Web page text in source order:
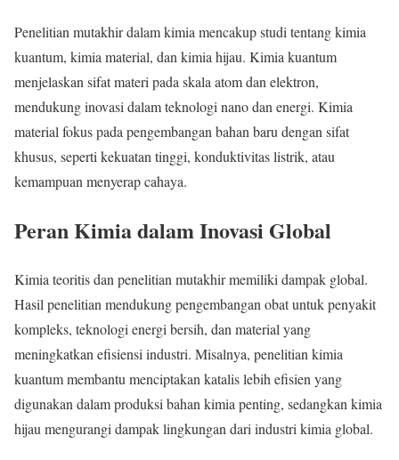
Penelitian mutakhir dalam kimia mencakup studi tentang kimia
kuantum, kimia material, dan kimia hijau. Kimia kuantum
menjelaskan sifat materi pada skala atom dan elektron,
mendukung inovasi dalam teknologi nano dan energi. Kimia
material fokus pada pengembangan bahan baru dengan sifat
khusus, seperti kekuatan tinggi, konduktivitas listrik, atau
kemampuan menyerap cahaya.
Peran Kimia dalam Inovasi Global
Kimia teoritis dan penelitian mutakhir memiliki dampak global.
Hasil penelitian mendukung pengembangan obat untuk penyakit
kompleks, teknologi energi bersih, dan material yang
meningkatkan efisiensi industri. Misalnya, penelitian kimia
kuantum membantu menciptakan katalis lebih efisien yang
digunakan dalam produksi bahan kimia penting, sedangkan kimia
hijau mengurangi dampak lingkungan dari industri kimia global.